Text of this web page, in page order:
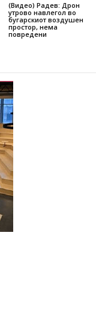
(Видео) Радев: Дрон
утрово навлегол во
бугарскиот воздушен
простор, нема
повредени